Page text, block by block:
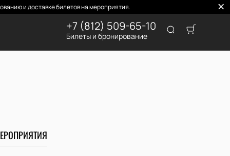
и доставке билетов на мероприятия.
+7 (812) 509-65-10
Билеты и бронирование